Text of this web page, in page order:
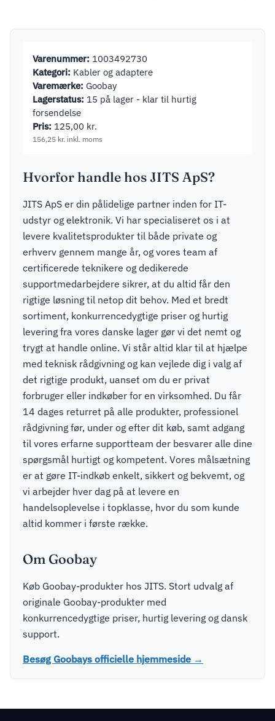
Delivery),
suitable for
devices with
USB-C
Varenummer: 1003492730
Kategori: Kabler og adaptere
Varemærke: Goobay
Lagerstatus: 15 på lager - klar til hurtig
forsendelse
Pris: 125,00 kr.
156,25 kr. inkl. moms
Hvorfor handle hos JITS ApS?
JITS ApS er din pålidelige partner inden for IT-
udstyr og elektronik. Vi har specialiseret os i at
levere kvalitetsprodukter til både private og
erhverv gennem mange år, og vores team af
certificerede teknikere og dedikerede
supportmedarbejdere sikrer, at du altid får den
rigtige løsning til netop dit behov. Med et bredt
sortiment, konkurrencedygtige priser og hurtig
levering fra vores danske lager gør vi det nemt og
trygt at handle online. Vi står altid klar til at hjælpe
med teknisk rådgivning og kan vejlede dig i valg af
det rigtige produkt, uanset om du er privat
forbruger eller indkøber for en virksomhed. Du får
14 dages returret på alle produkter, professionel
rådgivning før, under og efter dit køb, samt adgang
til vores erfarne supportteam der besvarer alle dine
spørgsmål hurtigt og kompetent. Vores målsætning
er at gøre IT-indkøb enkelt, sikkert og bekvemt, og
vi arbejder hver dag på at levere en
handelsoplevelse i topklasse, hvor du som kunde
altid kommer i første række.
Om Goobay
Køb Goobay-produkter hos JITS. Stort udvalg af
originale Goobay-produkter med
konkurrencedygtige priser, hurtig levering og dansk
support.
Besøg Goobays officielle hjemmeside →